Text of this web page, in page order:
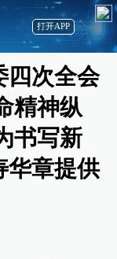
四次全会
精神纵
书写新
华章提供
打开APP